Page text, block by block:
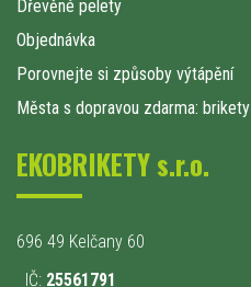
Dřevěné pelety
Objednávka
Porovnejte si způsoby výtápění
Města s dopravou zdarma: brikety
EKOBRIKETY s.r.o.
696 49 Kelčany 60
IČ: 25561791